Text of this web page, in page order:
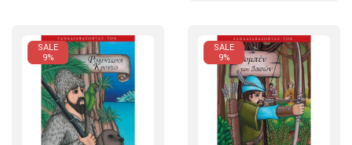
SALE
9%
SALE
9%